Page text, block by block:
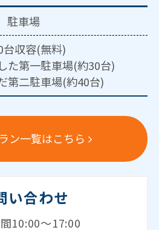
駐車場
台収容(無料)
た第一駐車場(約30台)
第二駐車場(約40台)
ン一覧はこちら
い合わせ
10:00～17:00